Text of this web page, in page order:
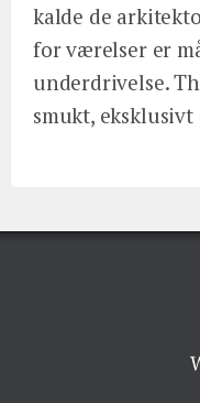
kalde de
for værelser er
underdrivelse.
smukt, eksklusivt